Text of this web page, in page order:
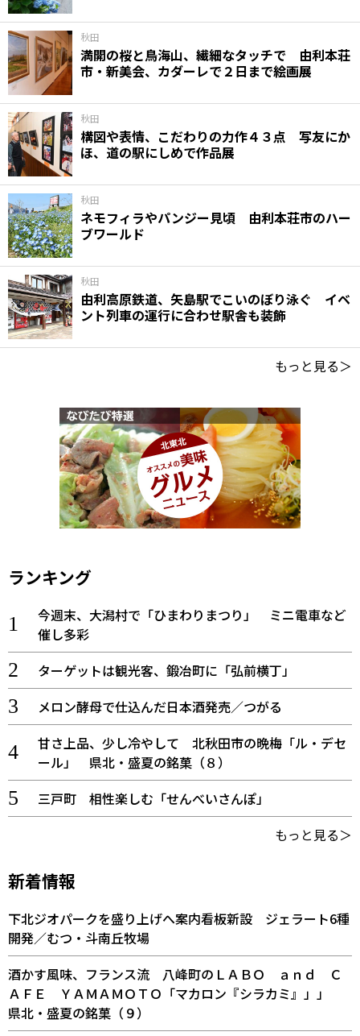
秋田
満開の桜と鳥海山、繊細なタッチで 由利本荘
市・新美会、カダーレで２日まで絵画展
秋田
構図や表情、こだわりの力作４３点 写友にか
ほ、道の駅にしめで作品展
秋田
ネモフィラやパンジー見頃 由利本荘市のハー
ブワールド
秋田
由利高原鉄道、矢島駅でこいのぼり泳ぐ イベ
ント列車の運行に合わせ駅舎も装飾
もっと見る＞
ランキング
今週末、大潟村で「ひまわりまつり」 ミニ電車など
催し多彩
ターゲットは観光客、鍛冶町に「弘前横丁」
メロン酵母で仕込んだ日本酒発売／つがる
甘さ上品、少し冷やして 北秋田市の晩梅「ル・デセ
ール」 県北・盛夏の銘菓（８）
三戸町 相性楽しむ「せんべいさんぽ」
もっと見る＞
新着情報
下北ジオパークを盛り上げへ案内看板新設 ジェラート6種
開発／むつ・斗南丘牧場
酒かす風味、フランス流 八峰町のＬＡＢＯ ａｎｄ Ｃ
ＡＦＥ ＹＡＭＡＭＯＴＯ「マカロン『シラカミ』」」
県北・盛夏の銘菓（９）